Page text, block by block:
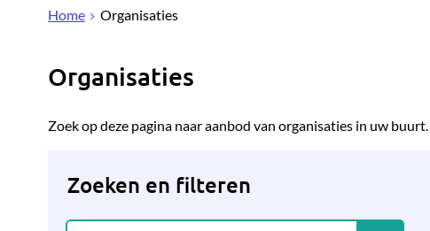
Home Organisaties
Organisaties
Zoek op deze pagina naar aanbod van organisaties in uw buurt.
Zoeken en filteren